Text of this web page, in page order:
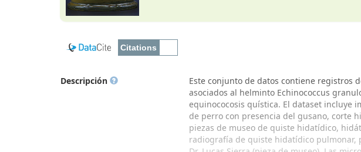
Descripción
Este conjunto de datos contiene registros
asociados al helminto Echinococcus
equinococosis quística. El dataset incluye
de perro con presencia del gusano, corte
piezas de museo de quiste hidatídico,
radiografía de quiste hidatídico pulmonar,